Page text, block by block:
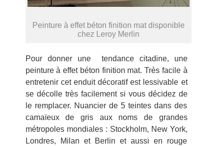
Peinture à effet béton finition mat disponible
chez Leroy Merlin
Pour donner une tendance citadine, une
peinture à effet béton finition mat. Très facile à
entretenir cet enduit décoratif est lessivable et
se décolle très facilement si vous décidez de
le remplacer. Nuancier de 5 teintes dans des
camaïeux de gris aux noms de grandes
métropoles mondiales : Stockholm, New York,
Londres, Milan et Berlin et aussi en rouge